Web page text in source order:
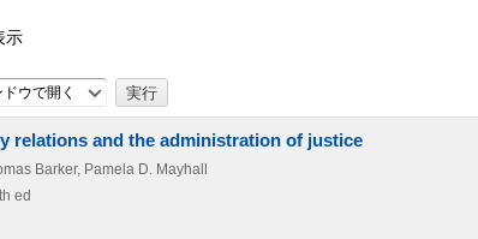
示
ウで開く
relations and the administration of justice
Barker, Pamela D. Mayhall
ed